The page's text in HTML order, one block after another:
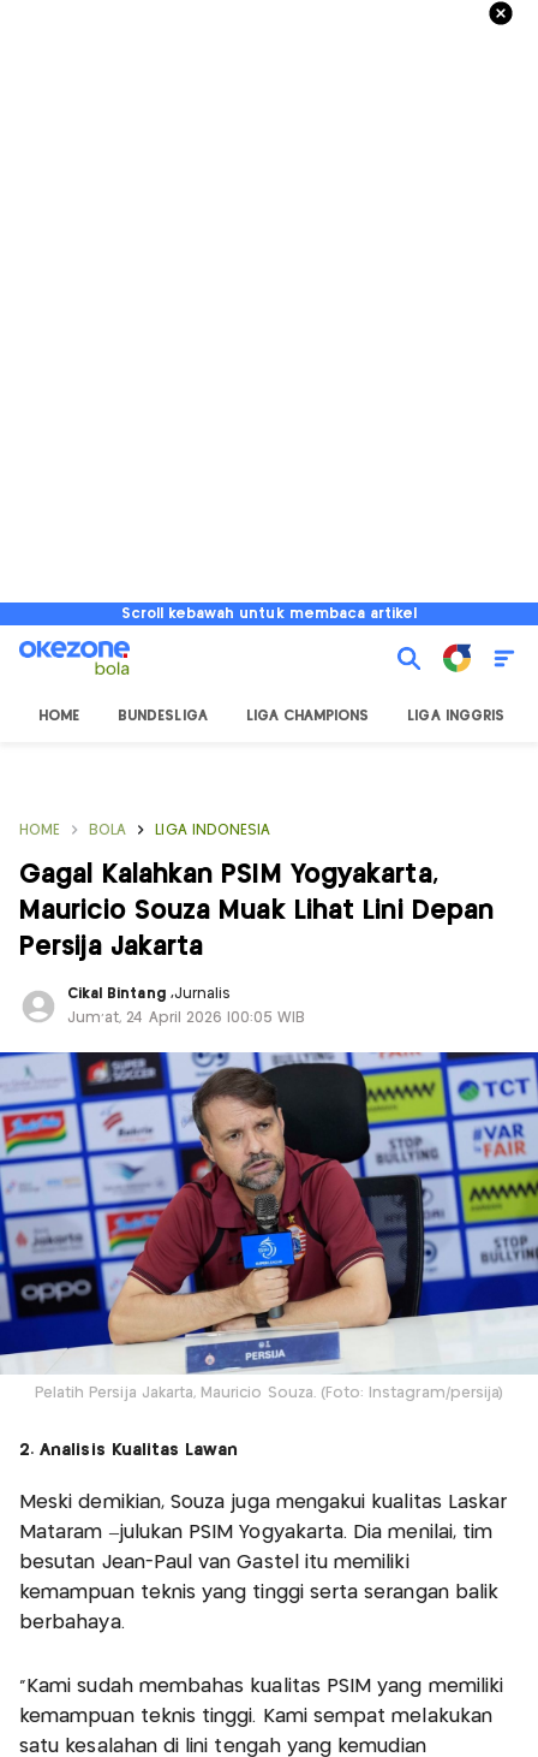
Scroll kebawah untuk membaca artikel
HOME BUNDESLIGA LIGA CHAMPIONS LIGA INGGRIS
HOME BOLA LIGA INDONESIA
Gagal Kalahkan PSIM Yogyakarta,
Mauricio Souza Muak Lihat Lini Depan
Persija Jakarta
Cikal Bintang ,Jurnalis
Jum'at, 24 April 2026 |00:05 WIB
Pelatih Persija Jakarta, Mauricio Souza. (Foto: Instagram/persija)
2. Analisis Kualitas Lawan
Meski demikian, Souza juga mengakui kualitas Laskar
Mataram –julukan PSIM Yogyakarta. Dia menilai, tim
besutan Jean-Paul van Gastel itu memiliki
kemampuan teknis yang tinggi serta serangan balik
berbahaya.
"Kami sudah membahas kualitas PSIM yang memiliki
kemampuan teknis tinggi. Kami sempat melakukan
satu kesalahan di lini tengah yang kemudian